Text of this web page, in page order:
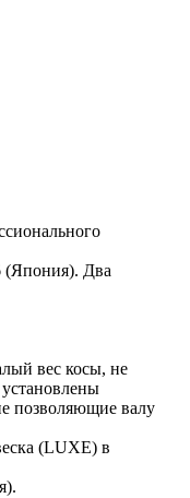
(Япония). Два
вес косы, не
позволяющие валу
(LUXE) в